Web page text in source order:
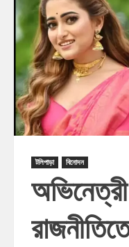
টলিপাড়া বিনোদন